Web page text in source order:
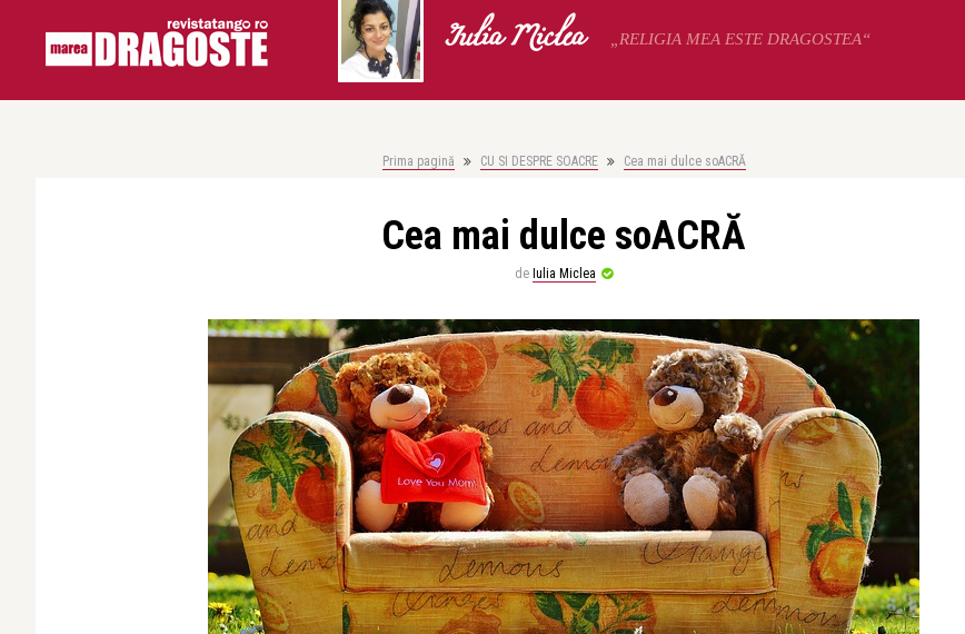
Iulia Miclea „RELIGIA MEA ESTE DRAGOSTEA“
Prima pagină CU SI DESPRE SOACRE Cea mai dulce soACRĂ
Cea mai dulce soACRĂ
de Iulia Miclea